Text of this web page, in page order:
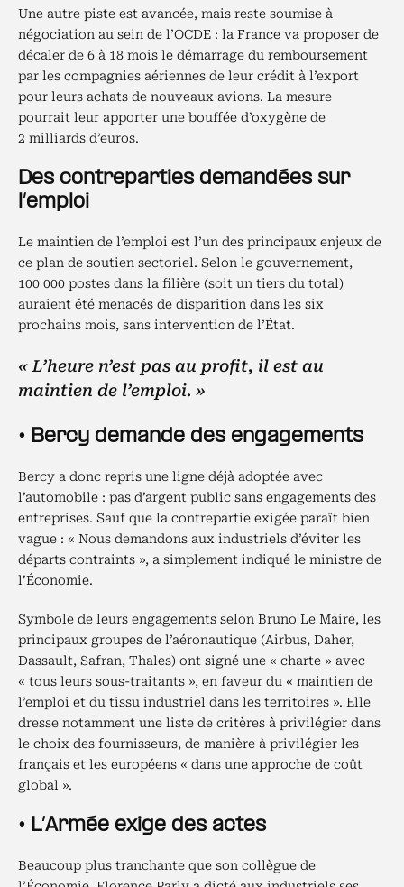
Une autre piste est avancée, mais reste soumise à
négociation au sein de l’OCDE : la France va proposer de
décaler de 6 à 18 mois le démarrage du remboursement
par les compagnies aériennes de leur crédit à l’export
pour leurs achats de nouveaux avions. La mesure
pourrait leur apporter une bouffée d’oxygène de
2 milliards d’euros.
Des contreparties demandées sur
l’emploi
Le maintien de l’emploi est l’un des principaux enjeux de
ce plan de soutien sectoriel. Selon le gouvernement,
100 000 postes dans la filière (soit un tiers du total)
auraient été menacés de disparition dans les six
prochains mois, sans intervention de l’État.
« L’heure n’est pas au profit, il est au
maintien de l’emploi. »
• Bercy demande des engagements
Bercy a donc repris une ligne déjà adoptée avec
l’automobile : pas d’argent public sans engagements des
entreprises. Sauf que la contrepartie exigée paraît bien
vague : « Nous demandons aux industriels d’éviter les
départs contraints », a simplement indiqué le ministre de
l’Économie.
Symbole de leurs engagements selon Bruno Le Maire, les
principaux groupes de l’aéronautique (Airbus, Daher,
Dassault, Safran, Thales) ont signé une « charte » avec
« tous leurs sous-traitants », en faveur du « maintien de
l’emploi et du tissu industriel dans les territoires ». Elle
dresse notamment une liste de critères à privilégier dans
le choix des fournisseurs, de manière à privilégier les
français et les européens « dans une approche de coût
global ».
• L’Armée exige des actes
Beaucoup plus tranchante que son collègue de